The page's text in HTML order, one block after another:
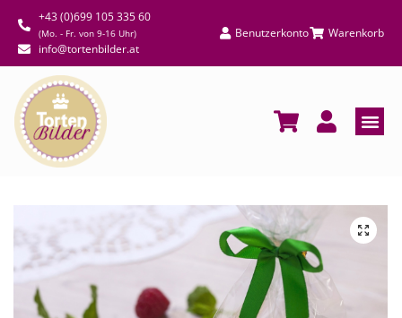
+43 (0)699 105 335 60
(Mo. - Fr. von 9-16 Uhr)
info@tortenbilder.at
Benutzerkonto Warenkorb